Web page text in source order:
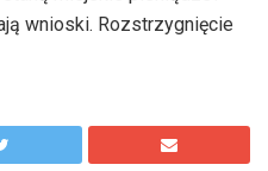
wnioski. Rozstrzygnięcie